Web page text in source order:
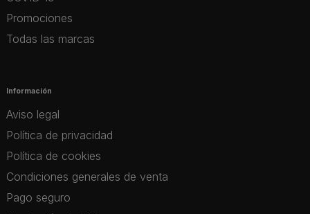
Promociones
Todas las marcas
Información
Aviso legal
Política de privacidad
Política de cookies
Condiciones generales de venta
Pago seguro